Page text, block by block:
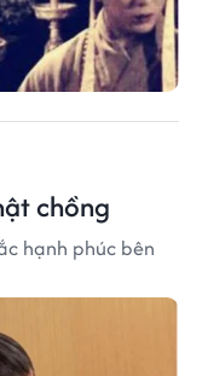
chồng
hạnh phúc bên